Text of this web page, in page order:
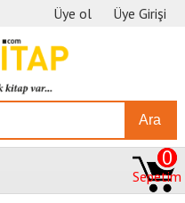
Üye ol Üye Girişi
Ara
Sepetim
0